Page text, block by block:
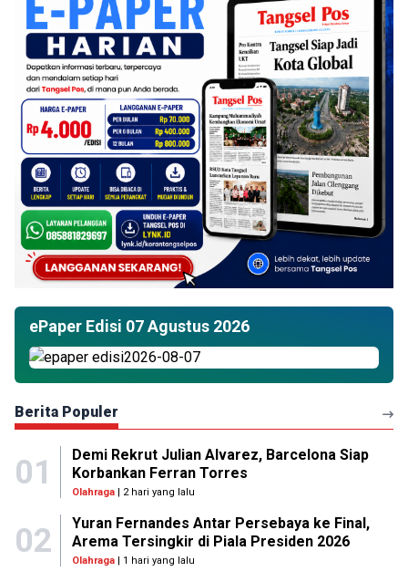
ePaper Edisi 07 Agustus 2026
Berita Populer
01
Demi Rekrut Julian Alvarez, Barcelona Siap
Korbankan Ferran Torres
Olahraga| 2 hari yang lalu
02
Yuran Fernandes Antar Persebaya ke Final,
Arema Tersingkir di Piala Presiden 2026
Olahraga| 1 hari yang lalu